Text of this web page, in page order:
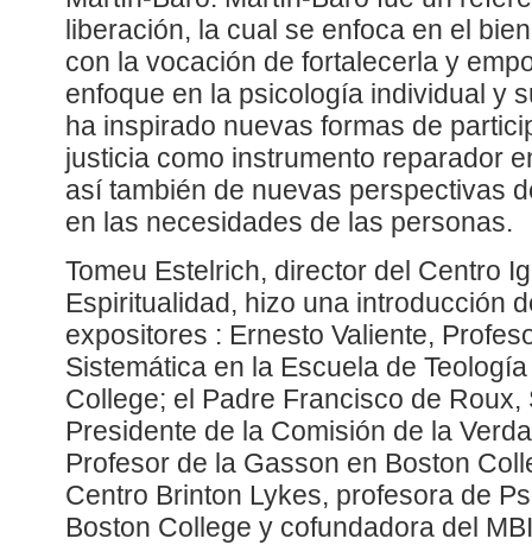
liberación, la cual se enfoca en el
con la vocación de fortalecerla y
enfoque en la psicología individual y
ha inspirado nuevas formas de
justicia como instrumento reparador
así también de nuevas perspectivas
en las necesidades de las personas.
Tomeu Estelrich, director del Centro
Espiritualidad, hizo una introducción
expositores : Ernesto Valiente,
Sistemática en la Escuela de
College; el Padre Francisco de Roux,
Presidente de la Comisión de la
Profesor de la Gasson en Boston
Centro Brinton Lykes, profesora de
Boston College y cofundadora del